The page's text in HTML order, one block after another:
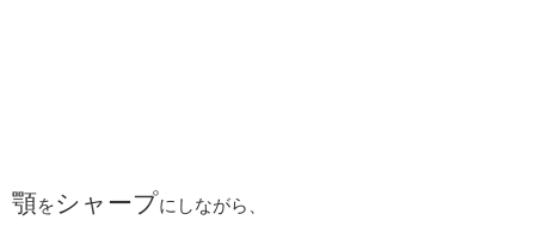
顎をシャープにしながら、